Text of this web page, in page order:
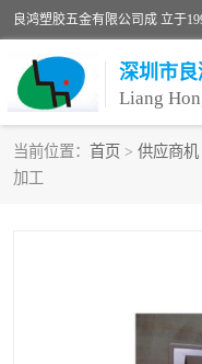
深圳市良
当前位置： 首页 > 供应商机
加工
喷油加工